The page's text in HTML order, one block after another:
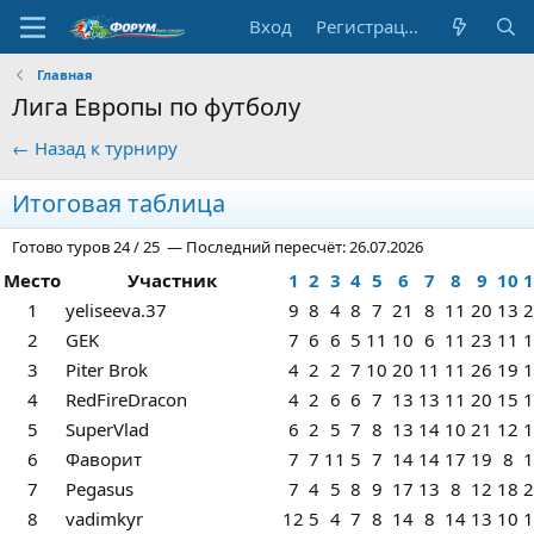
Вход Регистрация
Главная
Лига Европы по футболу
← Назад к турниру
Итоговая таблица
Готово туров 24 / 25 — Последний пересчёт:26.07.2026
Место Участник 1 2 3 4 5 6 7 8 9 10
1
yeliseeva.37 9 8 4 8 7 21 8 11 20 13
2
GEK 7 6 6 5 11 10 6 11 23 11
3
Piter Brok 4 2 2 7 10 20 11 11 26 19
4
RedFireDracon 4 2 6 6 7 13 13 11 20 15
5
SuperVlad 6 2 5 7 8 13 14 10 21 12
6
Фаворит 7 7 11 5 7 14 14 17 19 8
7
Pegasus 7 4 5 8 9 17 13 8 12 18
8
vadimkyr 12 5 4 7 8 14 8 14 13 10